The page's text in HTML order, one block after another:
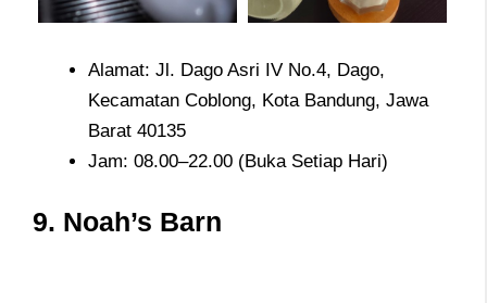
Alamat: Jl. Dago Asri IV No.4, Dago,
Kecamatan Coblong, Kota Bandung, Jawa
Barat 40135
Jam: 08.00–22.00 (Buka Setiap Hari)
9. Noah’s Barn